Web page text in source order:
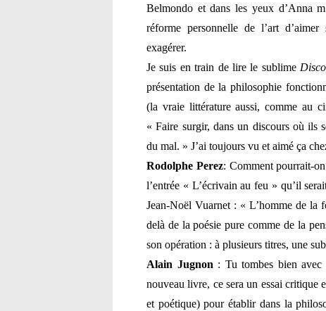
Belmondo et dans les yeux d’Anna
réforme personnelle de l’art
exagérer.
Je suis en train de lire le sublime
présentation de la philosophie
(la vraie littérature aussi, comme au
« Faire surgir, dans un discours où ils
du mal. » J’ai toujours vu et aimé ça
Rodolphe Perez: Comment pourrait-
l’entrée « L’écrivain au feu » qu’il
Jean-Noël Vuarnet : « L’homme de la
delà de la poésie pure comme de la
son opération : à plusieurs titres, une
Alain Jugnon : Tu tombes bien
nouveau livre, ce sera un essai
et poétique) pour établir dans la